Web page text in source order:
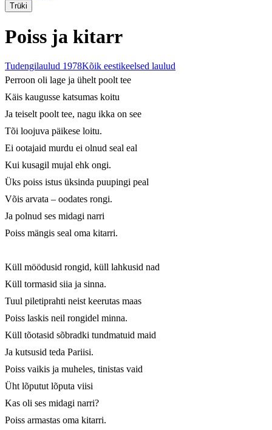
Trüki
Poiss ja kitarr
Tudengilaulud 1978Kõik eestikeelsed laulud
Perroon oli lage ja ühelt poolt tee
Käis kaugusse katsumas koitu
Ja teiselt poolt tee, nagu ikka on see
Tõi loojuva päikese loitu.
Ei ootajaid murdu ei olnud seal eal
Kui kusagil mujal ehk ongi.
Üks poiss istus üksinda puupingi peal
Võis arvata – oodates rongi.
Ja polnud ses midagi narri
Poiss mängis seal oma kitarri.
Küll möödusid rongid, küll lahkusid nad
Küll tormasid siia ja sinna.
Tuul piletiprahti neist keerutas maas
Poiss laskis neil rongidel minna.
Küll tõotasid sõbradki tundmatuid maid
Ja kutsusid teda Pariisi.
Poiss vaikis ja muheles, tinistas vaid
Üht lõputut lõputa viisi
Kas oli ses midagi narri?
Poiss armastas oma kitarri.